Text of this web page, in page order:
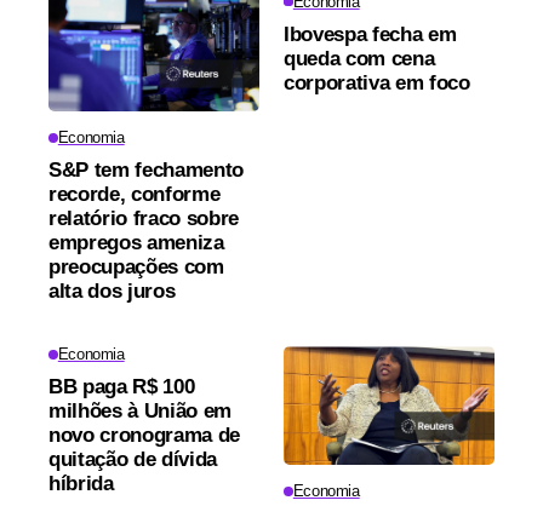
Economia
S&P tem fechamento
recorde, conforme
relatório fraco sobre
empregos ameniza
preocupações com
alta dos juros
Ibovespa fecha em
queda com cena
corporativa em foco
Economia
BB paga R$ 100
milhões à União em
novo cronograma de
quitação de dívida
híbrida
Economia